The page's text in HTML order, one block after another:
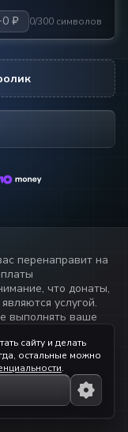
₽ 0/300 символов
перенаправит на
что донаты,
услугой.
выполнять ваше
сайту и делать
остальные можно
.